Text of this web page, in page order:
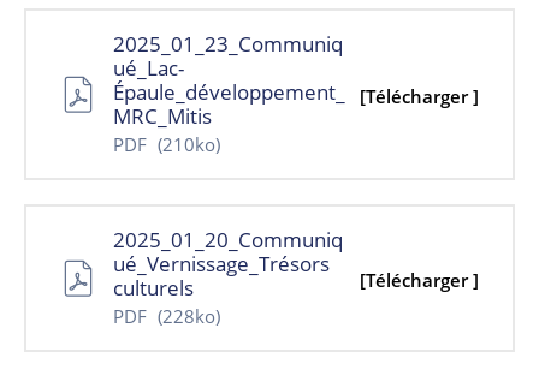
2025_01_23_Communiq
ué_Lac-
Épaule_développement_
MRC_Mitis
PDF (210ko)
[Télécharger ]
2025_01_20_Communiq
ué_Vernissage_Trésors
culturels
PDF (228ko)
[Télécharger ]